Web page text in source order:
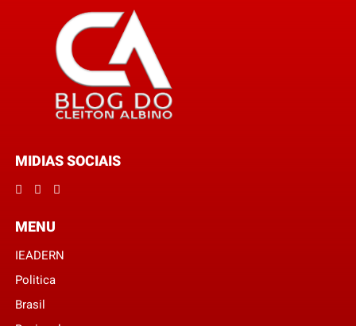
MIDIAS SOCIAIS
MENU
IEADERN
Politica
Brasil